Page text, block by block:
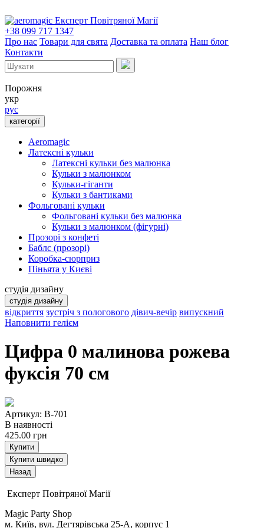
Експерт Повітряної Магії
+38 099 717 1347
Про нас Товари для свята Доставка та оплата Наш блог
Контакти
Порожня
укр
рус
категорії
Aeromagic
Латексні кульки
Латексні кульки без малюнка
Кульки з малюнком
Кульки-гіганти
Кульки з бантиками
Фольговані кульки
Фольговані кульки без малюнка
Кульки з малюнком (фігурні)
Прозорі з конфеті
Баблс (прозорі)
Коробка-сюрприз
Піньята у Києві
студія дизайну
студія дизайну
відкриття зустріч з пологового дівич-вечір випускний
Наповнити гелієм
Цифра 0 малинова рожева
фуксія 70 см
Артикул: B-701
В наявності
425.00 грн
Купити
Купити швидко
Експерт Повітряної Магії
Magic Party Shop
м. Київ, вул. Дегтярівська 25-А, корпус 1